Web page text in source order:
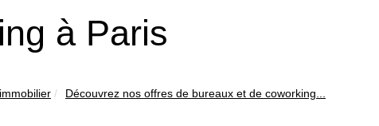
à Paris
Découvrez nos offres de bureaux et de coworking...